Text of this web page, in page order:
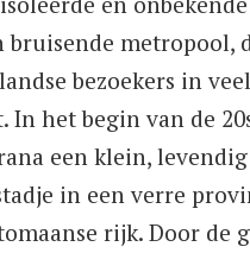
bruisende metropool,
bezoekers in
In het begin van de
een klein, levendig
in een verre
rijk. Door de